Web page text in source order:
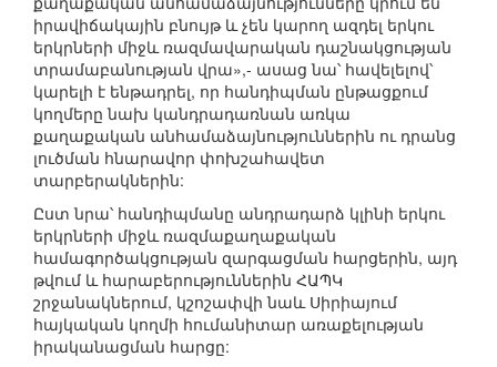
իրավիճակային բնույթ և չեն կարող ազդել երկու
երկրների միջև ռազմավարական դաշնակցության
տրամաբանության վրա»,- ասաց նա՝ հավելելով՝
կարելի է ենթադրել, որ հանդիպման ընթացքում
կողմերը նախ կանդրադառնան առկա
քաղաքական անհամաձայնություններին ու դրանց
լուծման հնարավոր փոխշահավետ
տարբերակներին:
Ըստ նրա՝ հանդիպմանը անդրադարձ կլինի երկու
երկրների միջև ռազմաքաղաքական
համագործակցության զարգացման հարցերին, այդ
թվում և հարաբերություններին ՀԱՊԿ
շրջանակներում, կշոշափվի նաև Սիրիայում
հայկական կողմի հումանիտար առաքելության
իրականացման հարցը: